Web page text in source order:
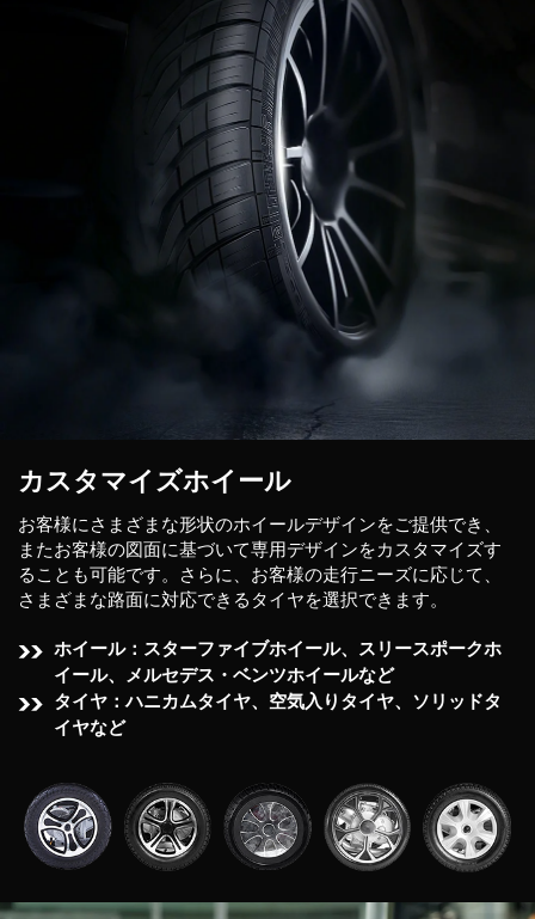
カスタマイズホイール
お客様にさまざまな形状のホイールデザインをご提供でき、
またお客様の図面に基づいて専用デザインをカスタマイズす
ることも可能です。さらに、お客様の走行ニーズに応じて、
さまざまな路面に対応できるタイヤを選択できます。
ホイール：スターファイブホイール、スリースポークホ
イール、メルセデス・ベンツホイールなど
タイヤ：ハニカムタイヤ、空気入りタイヤ、ソリッドタ
イヤなど